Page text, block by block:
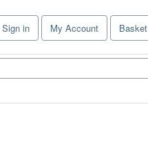
Sign in My Account Basket